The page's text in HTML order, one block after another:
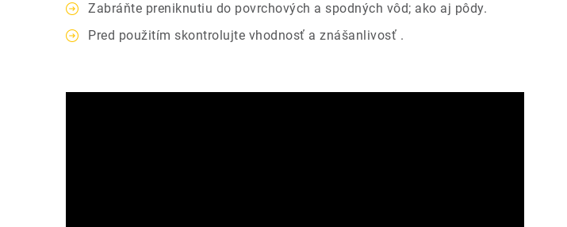
Zabráňte preniknutiu do povrchových a spodných vôd; ako aj pôdy.
Pred použitím skontrolujte vhodnosť a znášanlivosť .